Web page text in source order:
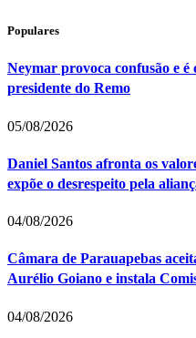
Populares
Neymar provoca confusão e é
presidente do Remo
05/08/2026
Daniel Santos afronta os
expõe o desrespeito pela
04/08/2026
Câmara de Parauapebas
Aurélio Goiano e instala
04/08/2026